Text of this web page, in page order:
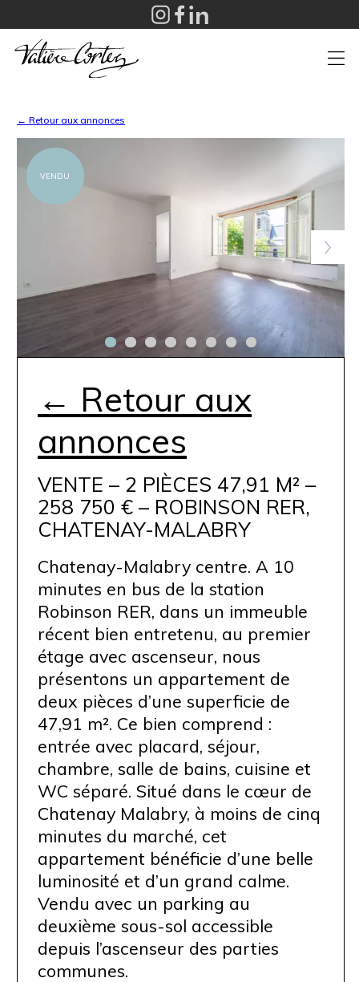
← Retour aux annonces
VENDU
← Retour aux
annonces
VENTE – 2 PIÈCES 47,91 M² –
258 750 € – ROBINSON RER,
CHATENAY-MALABRY
Chatenay-Malabry centre. A 10
minutes en bus de la station
Robinson RER, dans un immeuble
récent bien entretenu, au premier
étage avec ascenseur, nous
présentons un appartement de
deux pièces d’une superficie de
47,91 m². Ce bien comprend :
entrée avec placard, séjour,
chambre, salle de bains, cuisine et
WC séparé. Situé dans le cœur de
Chatenay Malabry, à moins de cinq
minutes du marché, cet
appartement bénéficie d’une belle
luminosité et d’un grand calme.
Vendu avec un parking au
deuxième sous-sol accessible
depuis l’ascenseur des parties
communes.